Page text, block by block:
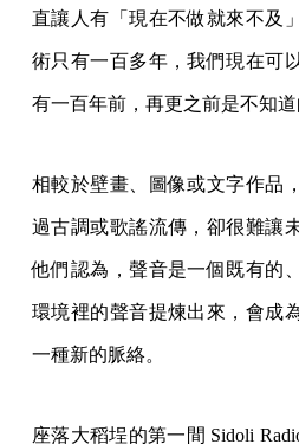
直讓人有「現在不做就來不及
術只有一百多年，我們現在可
有一百年前，再更之前是不知道
相較於壁畫、圖像或文字作品
過古調或歌謠流傳，卻很難讓
他們認為，聲音是一個既有的
環境裡的聲音提煉出來，會成
一種新的脈絡。
座落大稻埕的第一間 Sidoli